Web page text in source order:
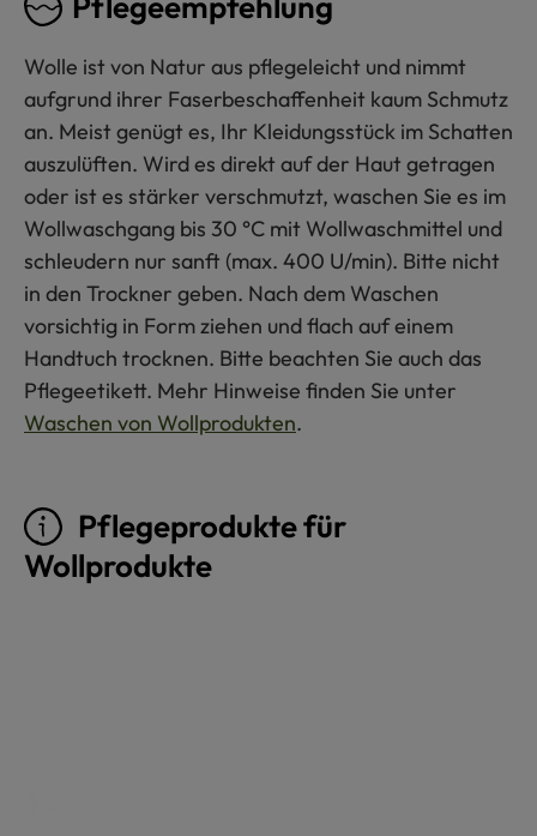
Wolle ist von Natur aus pflegeleicht und nimmt
aufgrund ihrer Faserbeschaffenheit kaum Schmutz
an. Meist genügt es, Ihr Kleidungsstück im Schatten
auszulüften. Wird es direkt auf der Haut getragen
oder ist es stärker verschmutzt, waschen Sie es im
Wollwaschgang bis 30 °C mit Wollwaschmittel und
schleudern nur sanft (max. 400 U/min). Bitte nicht
in den Trockner geben. Nach dem Waschen
vorsichtig in Form ziehen und flach auf einem
Handtuch trocknen. Bitte beachten Sie auch das
Pflegeetikett. Mehr Hinweise finden Sie unter
Waschen von Wollprodukten.
Pflegeprodukte für
Wollprodukte